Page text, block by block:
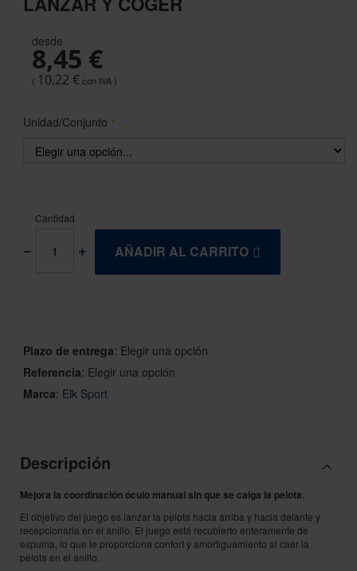
the
images
gallery
desde
8,45 €
10,22 €
Unidad/Conjunto
Cantidad
AÑADIR AL CARRITO
Plazo de entrega: Elegir una opción
Referencia: Elegir una opción
Marca: Elk Sport
Descripción
Mejora la coordinación óculo manual sin que se caiga la pelota.
El objetivo del juego es lanzar la pelota hacia arriba y hacia delante y
recepcionarla en el anillo. El juego está recubierto enteramente de
espuma, lo que le proporciona confort y amortiguamiento al caer la
pelota en el anillo.